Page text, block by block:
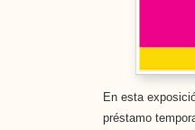
En esta
préstamo